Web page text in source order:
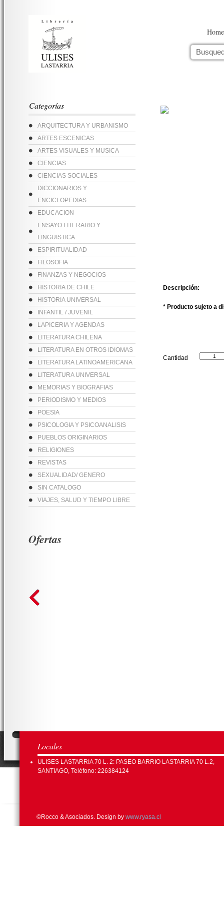
Home
Categorías
ARQUITECTURA Y URBANISMO
ARTES ESCENICAS
ARTES VISUALES Y MUSICA
CIENCIAS
CIENCIAS SOCIALES
DICCIONARIOS Y
ENCICLOPEDIAS
EDUCACION
ENSAYO LITERARIO Y
LINGUISTICA
ESPIRITUALIDAD
FILOSOFIA
FINANZAS Y NEGOCIOS
HISTORIA DE CHILE
HISTORIA UNIVERSAL
INFANTIL / JUVENIL
LAPICERIA Y AGENDAS
LITERATURA CHILENA
LITERATURA EN OTROS IDIOMAS
LITERATURA LATINOAMERICANA
LITERATURA UNIVERSAL
MEMORIAS Y BIOGRAFIAS
PERIODISMO Y MEDIOS
POESIA
PSICOLOGIA Y PSICOANALISIS
PUEBLOS ORIGINARIOS
RELIGIONES
REVISTAS
SEXUALIDAD/ GENERO
SIN CATALOGO
VIAJES, SALUD Y TIEMPO LIBRE
Descripción:
* Producto sujeto a
Cantidad
Ofertas
Locales
ULISES LASTARRIA 70 L. 2: PASEO BARRIO LASTARRIA 70 L.2,
SANTIAGO, Teléfono: 226384124
©Rocco & Asociados. Design by www.ryasa.cl